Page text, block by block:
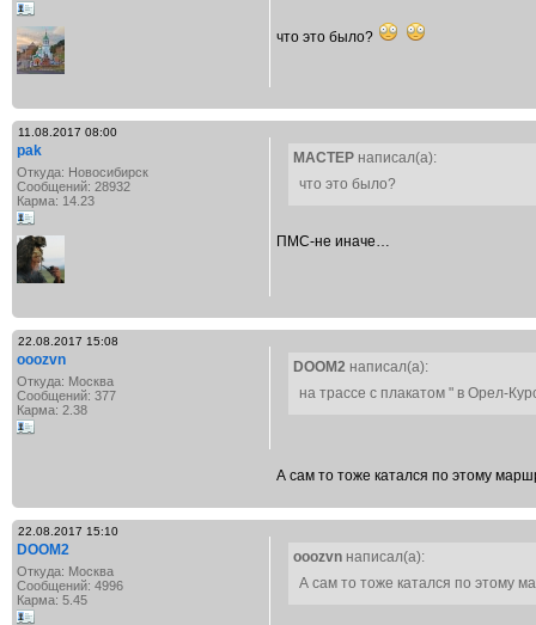
что это было?
11.08.2017 08:00
pak
Откуда: Новосибирск
Сообщений: 28932
Карма: 14.23
MACTEP написал(а):
что это было?
ПМС-не иначе…
22.08.2017 15:08
ooozvn
Откуда: Москва
Сообщений: 377
Карма: 2.38
DOOM2 написал(а):
на трассе с плакатом " в Орел-
А сам то тоже катался по этому
22.08.2017 15:10
DOOM2
Откуда: Москва
Сообщений: 4996
Карма: 5.45
ooozvn написал(а):
А сам то тоже катался по этому